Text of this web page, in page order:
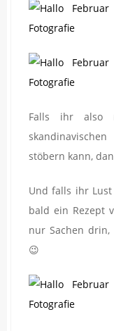
Falls ihr also
stöbern kann,
Und falls ihr
bald ein Rezept
nur Sachen
😉